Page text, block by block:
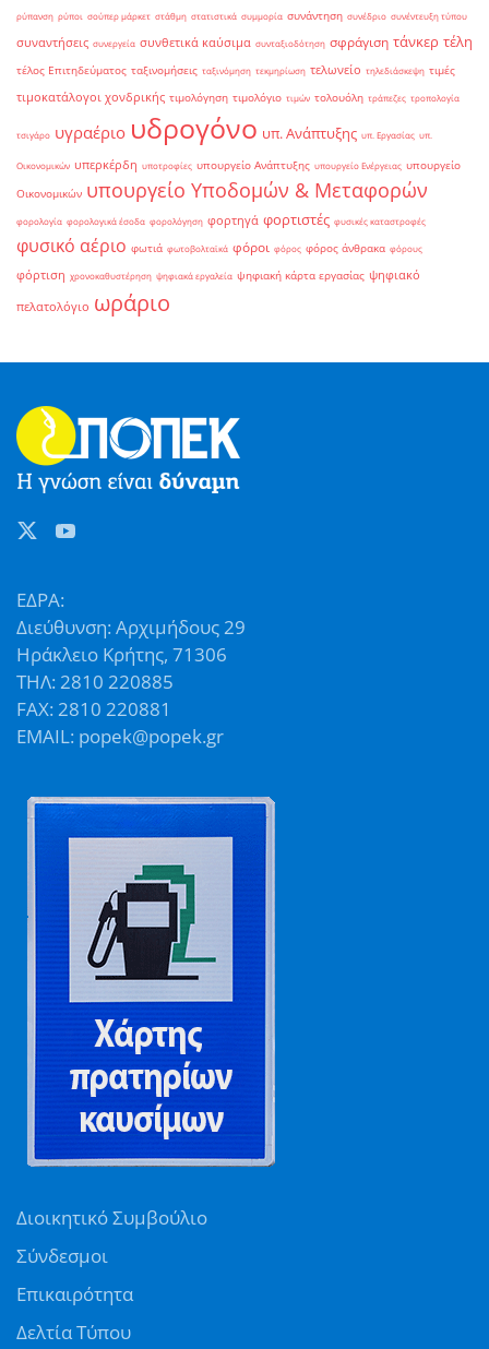
ρύπανση ρύποι σούπερ μάρκετ στάθμη στατιστικά συμμορία συνάντηση συνέδριο συνέντευξη τύπου
συναντήσεις συνεργεία συνθετικά καύσιμα συνταξιοδότηση σφράγιση τάνκερ τέλη
τέλος Επιτηδεύματος ταξινομήσεις ταξινόμηση τεκμηρίωση τελωνείο τηλεδιάσκεψη τιμές
τιμοκατάλογοι χονδρικής τιμολόγηση τιμολόγιο τιμών τολουόλη τράπεζες τροπολογία
τσιγάρο υγραέριο υδρογόνο υπ. Ανάπτυξης υπ. Εργασίας υπ.
Οικονομικών υπερκέρδη υποτροφίες υπουργείο Ανάπτυξης υπουργείο Ενέργειας υπουργείο
Οικονομικών υπουργείο Υποδομών & Μεταφορών
φορολογία φορολογικά έσοδα φορολόγηση φορτηγά φορτιστές φυσικές καταστροφές
φυσικό αέριο φωτιά φωτοβολταϊκά φόροι φόρος φόρος άνθρακα φόρους
φόρτιση χρονοκαθυστέρηση ψηφιακά εργαλεία ψηφιακή κάρτα εργασίας ψηφιακό
πελατολόγιο ωράριο
ΕΔΡΑ:
Διεύθυνση: Αρχιμήδους 29
Ηράκλειο Κρήτης, 71306
ΤΗΛ: 2810 220885
FAX: 2810 220881
EMAIL: popek@popek.gr
Διοικητικό Συμβούλιο
Σύνδεσμοι
Επικαιρότητα
Δελτία Τύπου